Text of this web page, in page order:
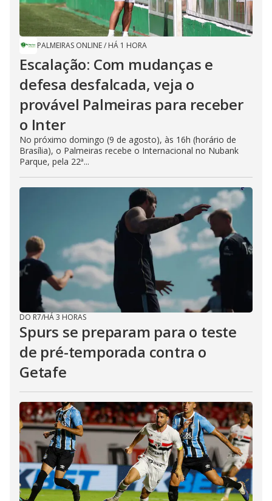
PALMEIRAS ONLINE/ HÁ 1 HORA
Escalação: Com mudanças e
defesa desfalcada, veja o
provável Palmeiras para receber
o Inter
No próximo domingo (9 de agosto), às 16h (horário de
Brasília), o Palmeiras recebe o Internacional no Nubank
Parque, pela 22ª...
DO R7/HÁ 3 HORAS
Spurs se preparam para o teste
de pré-temporada contra o
Getafe